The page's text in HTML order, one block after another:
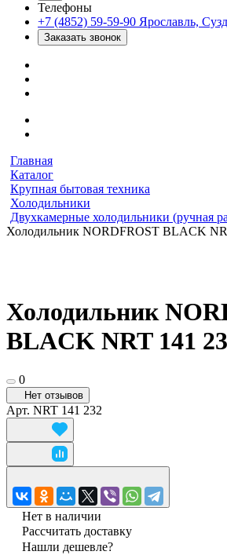
Телефоны
+7 (4852) 59-59-90 Ярославль,
Заказать звонок
Главная
Каталог
Крупная бытовая техника
Холодильники
Двухкамерные холодильники (ручная
Холодильник NORDFROST BLACK
Холодильник
BLACK NRT 141
0
Нет отзывов
Арт. NRT 141 232
Нет в наличии
Рассчитать доставку
Нашли дешевле?